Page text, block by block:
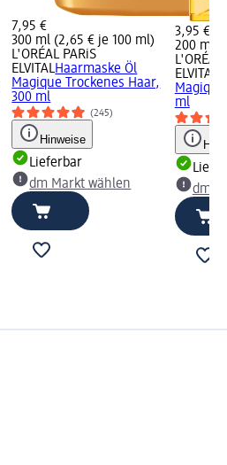
7,95 €
300 ml (2,65 € je 100 ml)
L'ORÉAL PARiS
ELVITALHaarmaske Öl
Magique Trockenes Haar,
300 ml
(245)
Hinweise
Lieferbar
dm Markt wählen
3,95 €
200 ml
L'ORÉAL
ELVITAL
ml
dm